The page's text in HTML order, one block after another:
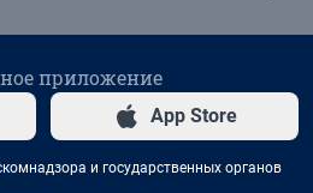
приложение
App Store
и государственных органов